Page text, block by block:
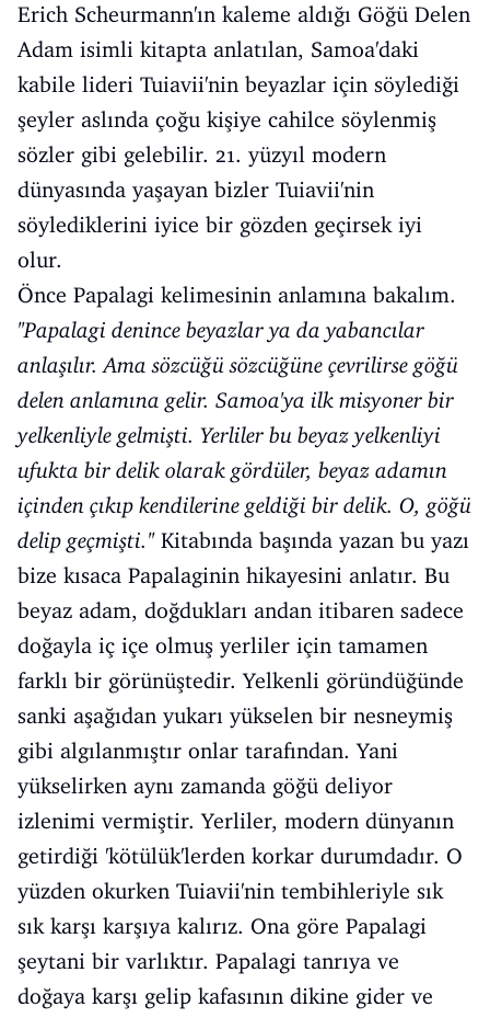
Erich Scheurmann'ın kaleme aldığı Göğü Delen
Adam isimli kitapta anlatılan, Samoa'daki
kabile lideri Tuiavii'nin beyazlar için söylediği
şeyler aslında çoğu kişiye cahilce söylenmiş
sözler gibi gelebilir. 21. yüzyıl modern
dünyasında yaşayan bizler Tuiavii'nin
söylediklerini iyice bir gözden geçirsek iyi
olur.
Önce Papalagi kelimesinin anlamına bakalım.
''Papalagi denince beyazlar ya da yabancılar
anlaşılır. Ama sözcüğü sözcüğüne çevrilirse göğü
delen anlamına gelir. Samoa'ya ilk misyoner bir
yelkenliyle gelmişti. Yerliler bu beyaz yelkenliyi
ufukta bir delik olarak gördüler, beyaz adamın
içinden çıkıp kendilerine geldiği bir delik. O, göğü
delip geçmişti.''Kitabında başında yazan bu yazı
bize kısaca Papalaginin hikayesini anlatır. Bu
beyaz adam, doğdukları andan itibaren sadece
doğayla iç içe olmuş yerliler için tamamen
farklı bir görünüştedir. Yelkenli göründüğünde
sanki aşağıdan yukarı yükselen bir nesneymiş
gibi algılanmıştır onlar tarafından. Yani
yükselirken aynı zamanda göğü deliyor
izlenimi vermiştir. Yerliler, modern dünyanın
getirdiği 'kötülük'lerden korkar durumdadır. O
yüzden okurken Tuiavii'nin tembihleriyle sık
sık karşı karşıya kalırız. Ona göre Papalagi
şeytani bir varlıktır. Papalagi tanrıya ve
doğaya karşı gelip kafasının dikine gider ve